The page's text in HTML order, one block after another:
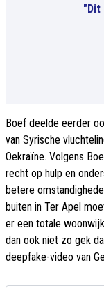
"Dit
Boef deelde eerder
van Syrische
Oekraïne. Volgens
recht op hulp en
betere
buiten in Ter Apel
er een totale
dan ook niet zo gek
deepfake-video van